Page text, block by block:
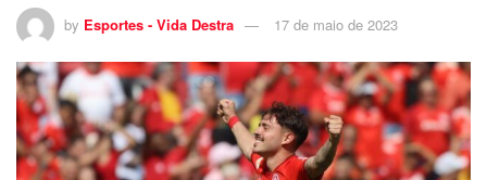
by Esportes - Vida Destra 17 de maio de 2023